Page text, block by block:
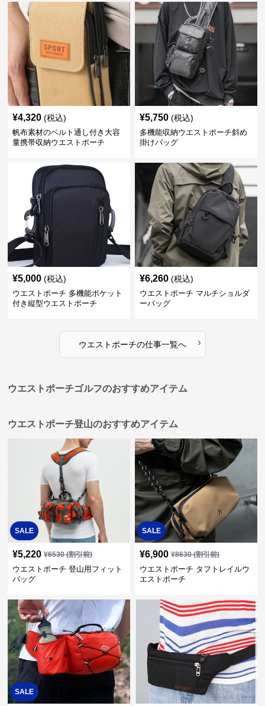
¥4,320 (税込)
帆布素材のベルト通し付き大容
量携帯収納ウエストポーチ
¥5,750 (税込)
多機能収納ウエストポーチ斜め
掛けバッグ
¥5,000 (税込)
ウエストポーチ 多機能ポケット
付き縦型ウエストポーチ
¥6,260 (税込)
ウエストポーチ マルチショルダ
ーバッグ
ウエストポーチの仕事一覧へ ›
ウエストポーチゴルフのおすすめアイテム
ウエストポーチ登山のおすすめアイテム
SALE
¥5,220 ¥6530(割引前)
ウエストポーチ 登山用フィット
バッグ
SALE
¥6,900 ¥8630(割引前)
ウエストポーチ タフトレイルウ
エストポーチ
SALE